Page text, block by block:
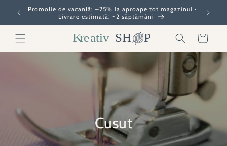
Salt la
conținut
· Bine ai venit în magazinul nostru
Coș
Cusut